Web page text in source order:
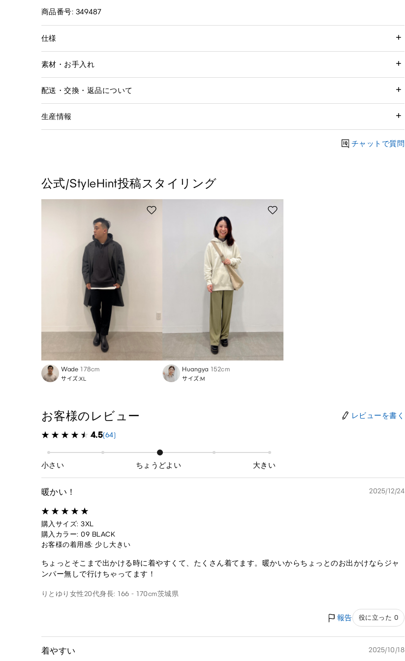
商品番号: 349487
仕様
素材・お手入れ
配送・交換・返品について
生産情報
チャットで質問
公式/StyleHint投稿スタイリング
Wade 178cm
サイズ:XL
Huangya 152cm
サイズ:M
お客様のレビュー レビューを書く
4.5(64)
小さい ちょうどよい 大きい
暖かい！ 2025/12/24
購入サイズ: 3XL
購入カラー: 09 BLACK
お客様の着用感: 少し大きい
ちょっとそこまで出かける時に着やすくて、たくさん着てます。暖かいからちょっとのお出かけならジャ
ンパー無しで行けちゃってます！
りとゆり 女性20代身長: 166 - 170cm茨城県
報告 役に立った 0
着やすい 2025/10/18